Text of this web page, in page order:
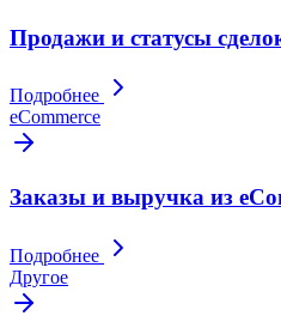
Продажи и статусы
Подробнее
eCommerce
Заказы и выручка из
Подробнее
Другое